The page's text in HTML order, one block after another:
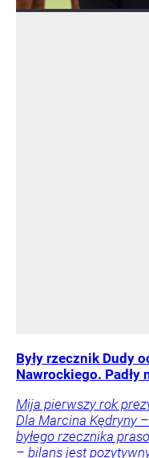
Były rzecznik Dudy
Nawrockiego. Padły
Mija pierwszy rok
Dla Marcina Kędryny
byłego rzecznika
– bilans jest